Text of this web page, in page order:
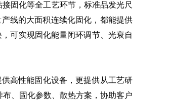
固化等全工艺环节，标准品发光尺
线的大面积连续化固化，都能提供
可实现固化能量闭环调节、光衰自
高性能固化设备，更提供从工艺研
、固化参数、散热方案，协助客户